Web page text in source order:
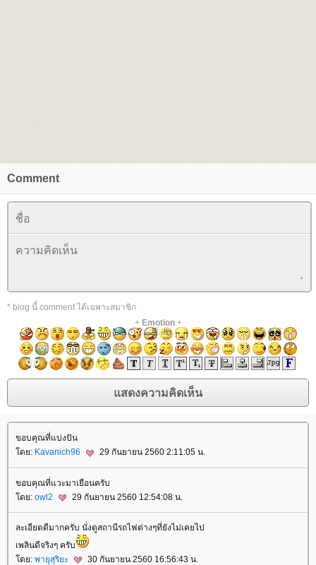
Comment
* blog นี้ comment ได้เฉพาะสมาชิก
+ Emotion+
ขอบคุณที่แบ่งปัน
ดย: Kavanich96 29 กันยายน 2560 2:11:05 น.
ขอบคุณที่แวะมาเยือนครับ
ดย: owl2 29 กันยายน 2560 12:54:08 น.
ละเอียดดีมากครับ นั่งดูสถานีรถไฟต่างๆที่ยังไม่เคยไป
เพลินดีจริงๆ ครับ
ดย: พายุสุริยะ 30 กันยายน 2560 16:56:43 น.